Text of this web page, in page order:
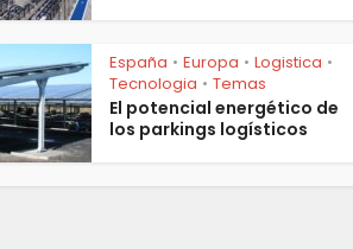
España • Europa • Logistica •
Tecnologia • Temas
El potencial energético de
los parkings logísticos